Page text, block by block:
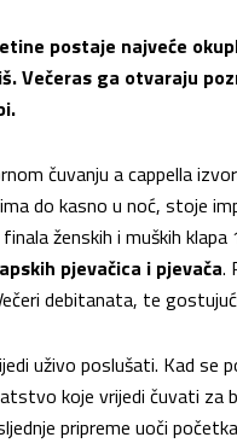
postaje najveće
Večeras ga otvaraju
čuvanju a cappella
do kasno u noć, stoje
ženskih i muških
pjevačica i pjevača.
debitanata, te
uživo poslušati. Kad se
koje vrijedi čuvati za
pripreme uoči